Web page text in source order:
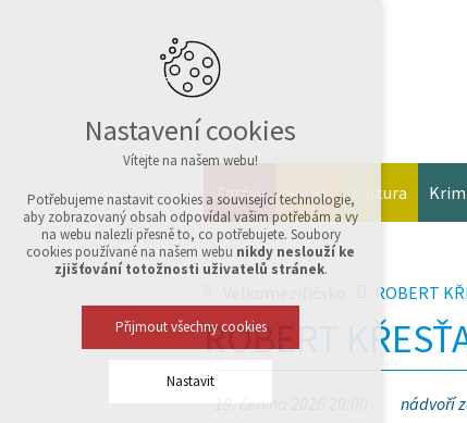
Zprávy Sport Kultura
ROBERT
ROBERT
19. června 2026 20:00 nádvoří
Nastavení cookies
Vítejte na našem webu!
Potřebujeme nastavit cookies a související technologie,
aby zobrazovaný obsah odpovídal vašim potřebám a vy
na webu nalezli přesně to, co potřebujete. Soubory
cookies používané na našem webu nikdy neslouží ke
zjišťování totožnosti uživatelů stránek.
Přijmout všechny cookies
Nastavit